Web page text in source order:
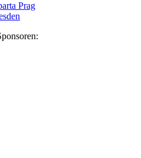
Prag